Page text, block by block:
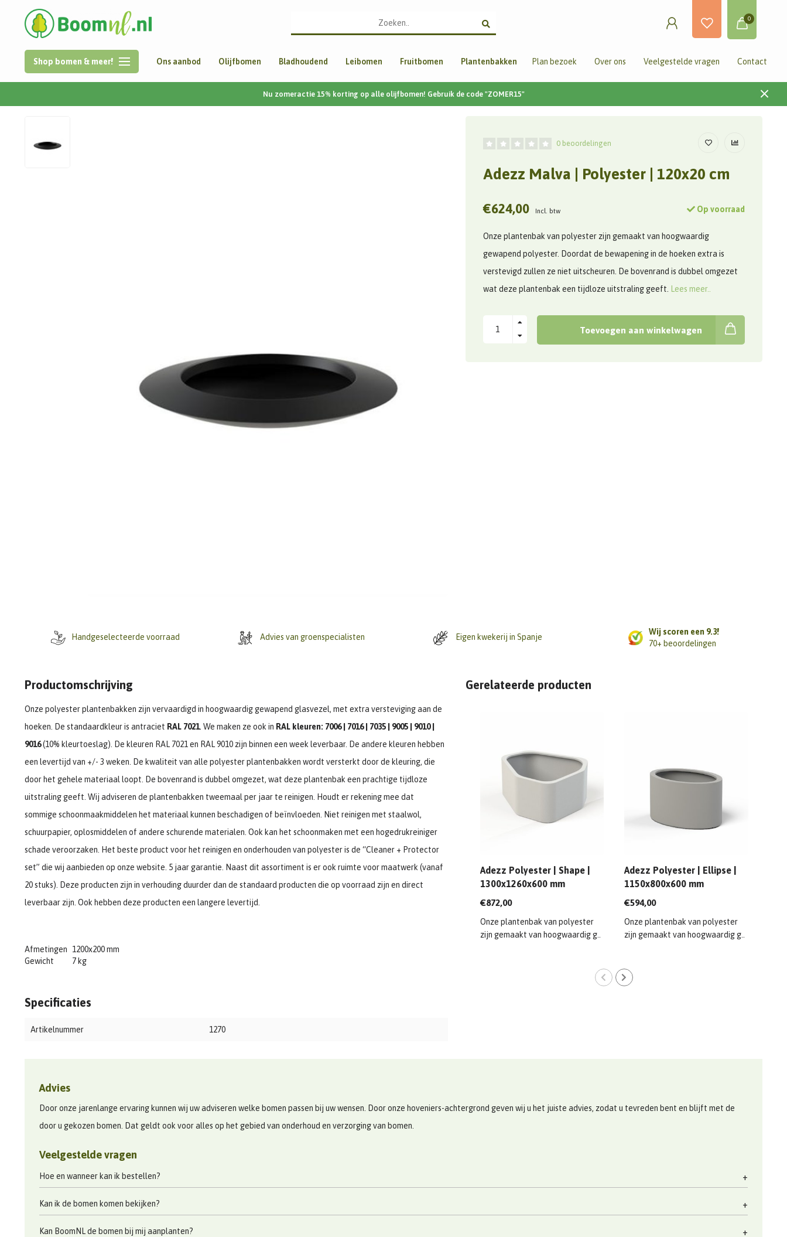
0
Shop bomen & meer! Ons aanbod Olijfbomen Bladhoudend Leibomen Fruitbomen Plantenbakken Plan bezoek Over ons Veelgestelde vragen Contact
Nu zomeractie 15% korting op alle olijfbomen! Gebruik de code "ZOMER15"
0 beoordelingen
Adezz Malva | Polyester | 120x20 cm
€624,00 Incl. btw Op voorraad
Onze plantenbak van polyester zijn gemaakt van hoogwaardig
gewapend polyester. Doordat de bewapening in de hoeken extra is
verstevigd zullen ze niet uitscheuren. De bovenrand is dubbel omgezet
wat deze plantenbak een tijdloze uitstraling geeft.
Lees meer..
Toevoegen aan winkelwagen
Handgeselecteerde voorraad Advies van groenspecialisten Eigen kwekerij in Spanje
Wij scoren een 9.3!
70+ beoordelingen
Productomschrijving
Onze polyester plantenbakken zijn vervaardigd in hoogwaardig gewapend glasvezel, met extra versteviging aan de
hoeken. De standaardkleur is antraciet RAL 7021. We maken ze ook in RAL kleuren: 7006 | 7016 | 7035 | 9005 | 9010 |
9016(10% kleurtoeslag). De kleuren RAL 7021 en RAL 9010 zijn binnen een week leverbaar. De andere kleuren hebben
een levertijd van +/- 3 weken. De kwaliteit van alle polyester plantenbakken wordt versterkt door de kleuring, die
door het gehele materiaal loopt. De bovenrand is dubbel omgezet, wat deze plantenbak een prachtige tijdloze
uitstraling geeft. Wij adviseren de plantenbakken tweemaal per jaar te reinigen. Houdt er rekening mee dat
sommige schoonmaakmiddelen het materiaal kunnen beschadigen of beïnvloeden. Niet reinigen met staalwol,
schuurpapier, oplosmiddelen of andere schurende materialen. Ook kan het schoonmaken met een hogedrukreiniger
schade veroorzaken. Het beste product voor het reinigen en onderhouden van polyester is de “Cleaner + Protector
set” die wij aanbieden op onze website. 5 jaar garantie. Naast dit assortiment is er ook ruimte voor maatwerk (vanaf
20 stuks). Deze producten zijn in verhouding duurder dan de standaard producten die op voorraad zijn en direct
leverbaar zijn. Ook hebben deze producten een langere levertijd.
Afmetingen
1200x200 mm
Gewicht
7 kg
Specificaties
Artikelnummer 1270
Gerelateerde producten
Adezz Polyester | Shape |
1300x1260x600 mm
€872,00
Onze plantenbak van polyester
zijn gemaakt van hoogwaardig g..
Adezz Polyester | Ellipse |
1150x800x600 mm
€594,00
Onze plantenbak van polyester
zijn gemaakt van hoogwaardig g..
Advies
Door onze jarenlange ervaring kunnen wij uw adviseren welke bomen passen bij uw wensen. Door onze hoveniers-achtergrond geven wij u het juiste advies, zodat u tevreden bent en blijft met de
door u gekozen bomen. Dat geldt ook voor alles op het gebied van onderhoud en verzorging van bomen.
Veelgestelde vragen
Hoe en wanneer kan ik bestellen?
Kan ik de bomen komen bekijken?
Kan BoomNL de bomen bij mij aanplanten?